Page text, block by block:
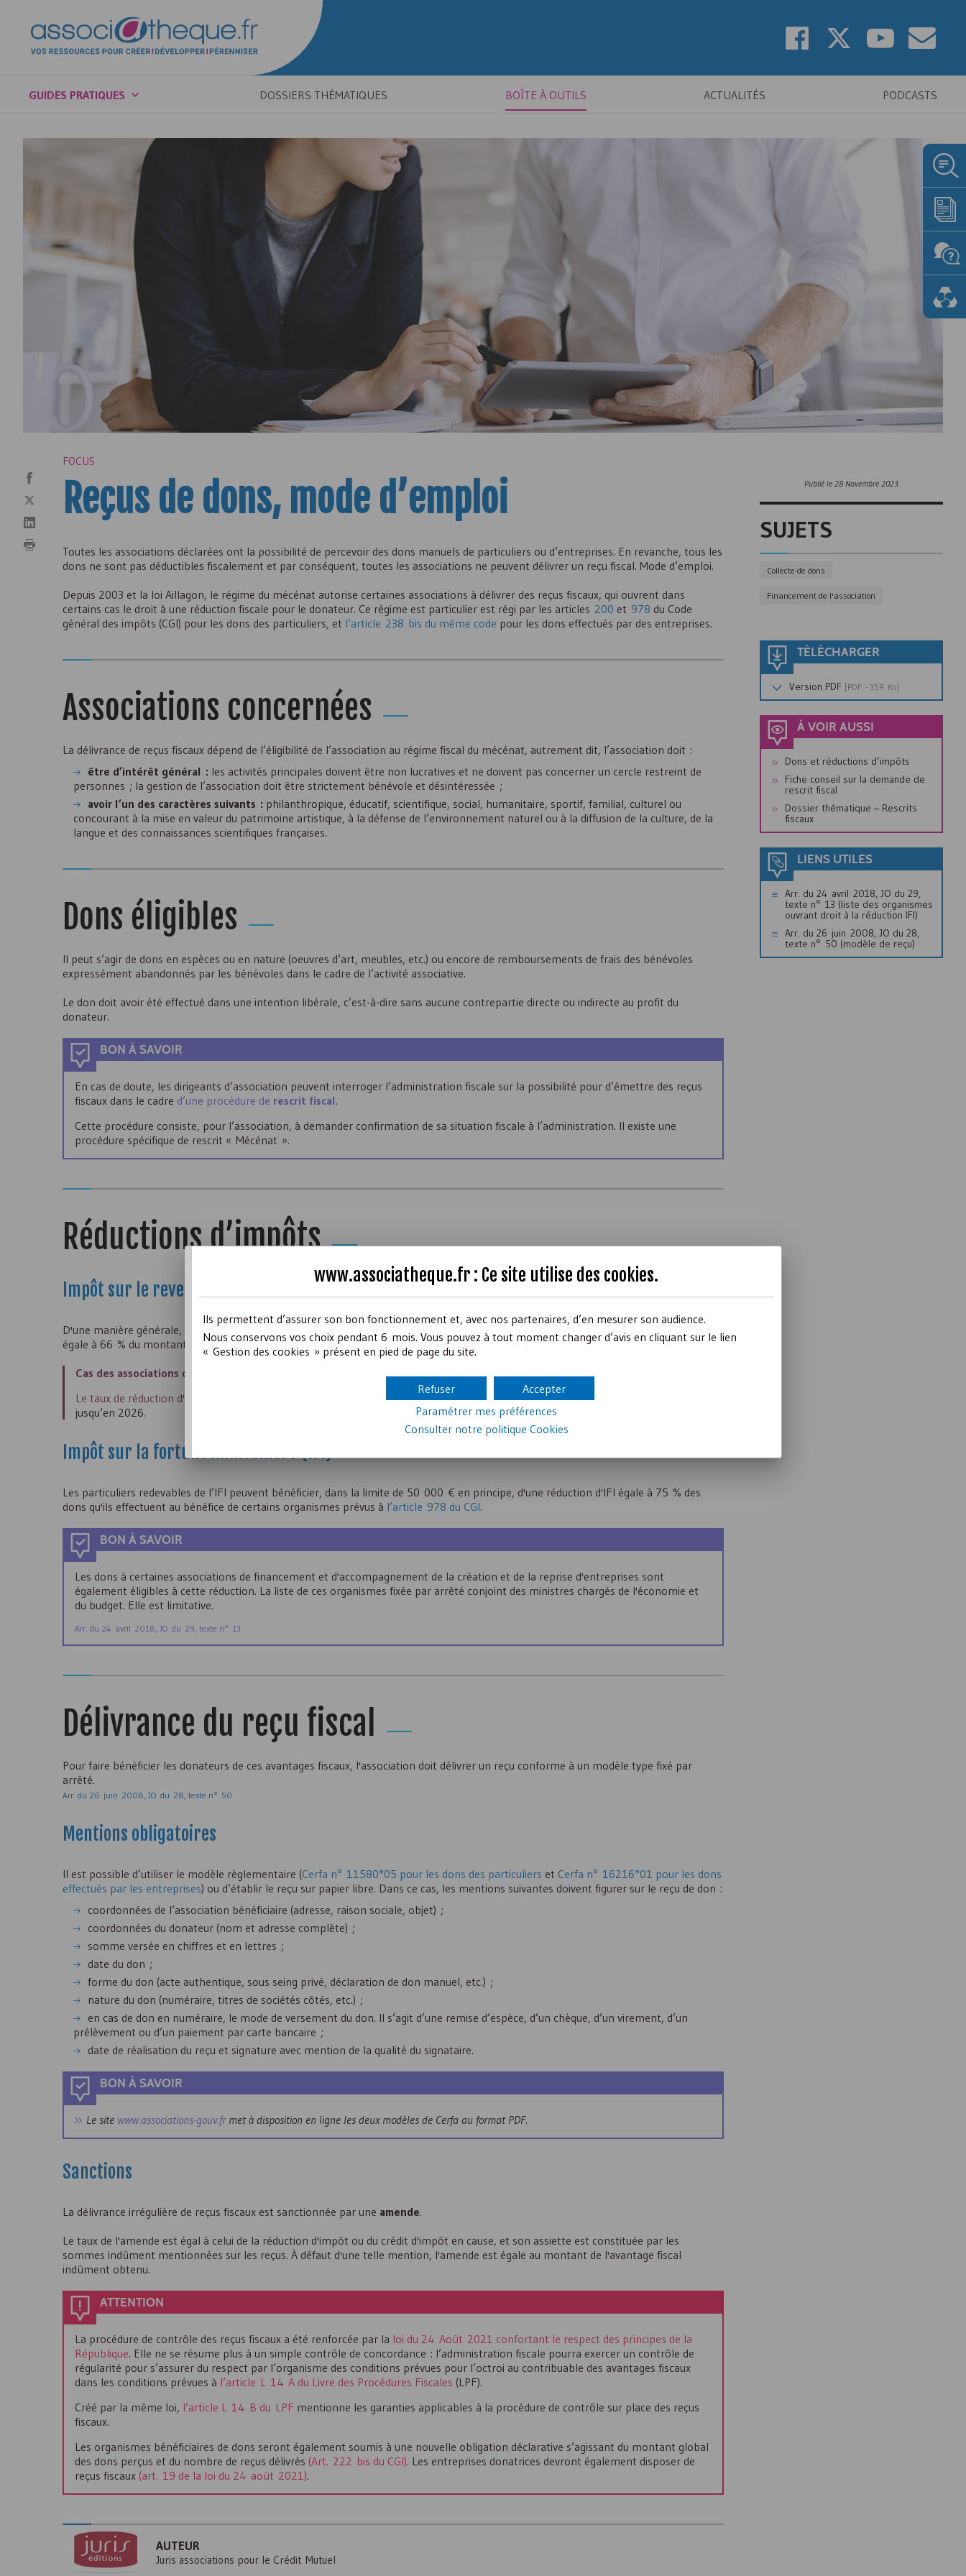
GUIDES PRATIQUES DOSSIERS THÉMATIQUES BOÎTE À OUTILS ACTUALITÉS PODCASTS
FOCUS
Reçus de dons, mode d’emploi
Toutes les associations déclarées ont la possibilité de percevoir des dons manuels de particuliers ou d’entreprises. En revanche, tous les
dons ne sont pas déductibles fiscalement et par conséquent, toutes les associations ne peuvent délivrer un reçu fiscal. Mode d’emploi.
Depuis 2003 et la loi Aillagon, le régime du mécénat autorise certaines associations à délivrer des reçus fiscaux, qui ouvrent dans
certains cas le droit à une réduction fiscale pour le donateur. Ce régime est particulier est régi par les articles 200 et 978 du Code
général des impôts (CGI) pour les dons des particuliers, et l’article 238 bis du même code pour les dons effectués par des entreprises.
Associations concernées
La délivrance de reçus fiscaux dépend de l’éligibilité de l’association au régime fiscal du mécénat, autrement dit, l’association doit :
être d’intérêt général : les activités principales doivent être non lucratives et ne doivent pas concerner un cercle restreint de
personnes ; la gestion de l’association doit être strictement bénévole et désintéressée ;
avoir l’un des caractères suivants : philanthropique, éducatif, scientifique, social, humanitaire, sportif, familial, culturel ou
concourant à la mise en valeur du patrimoine artistique, à la défense de l’environnement naturel ou à la diffusion de la culture, de la
langue et des connaissances scientifiques françaises.
Dons éligibles
Il peut s’agir de dons en espèces ou en nature (oeuvres d’art, meubles, etc.) ou encore de remboursements de frais des bénévoles
expressément abandonnés par les bénévoles dans le cadre de l’activité associative.
Le don doit avoir été effectué dans une intention libérale, c’est-à-dire sans aucune contrepartie directe ou indirecte au profit du
donateur.
BON À SAVOIR
En cas de doute, les dirigeants d’association peuvent interroger l’administration fiscale sur la possibilité pour d’émettre des reçus
fiscaux dans le cadre d’une procédure de rescrit fiscal.
Cette procédure consiste, pour l’association, à demander confirmation de sa situation fiscale à l’administration. Il existe une
procédure spécifique de rescrit « Mécénat ».
Réductions d’impôts
Impôt sur le revenu
D'une manière générale, les versements effectués par les particuliers dans le cadre du mécénat ouvrent droit à une réduction d'impôt
égale à 66 % du montant du versement, dans la limite de 20% de leur revenu imposable.
Cas des associations d'aide alimentaire ou d'aide au logement des personnes en difficulté ou dispensant des soins gratuits.
Le taux de réduction d'impôt est égal à 75 % de la valeur du don dans la limite d'un plafond spécifique qui s'élève
jusqu’en 2026.
Impôt sur la fortune immobilière (IFI)
Les particuliers redevables de l’IFI peuvent bénéficier, dans la limite de 50 000 € en principe, d'une réduction d'IFI égale à 75 % des
dons qu'ils effectuent au bénéfice de certains organismes prévus à l’article 978 du CGI.
BON À SAVOIR
Les dons à certaines associations de financement et d'accompagnement de la création et de la reprise d'entreprises sont
également éligibles à cette réduction. La liste de ces organismes fixée par arrêté conjoint des ministres chargés de l'économie et
du budget. Elle est limitative.
Arr. du 24 avril 2018, JO du 29, texte n° 13
Délivrance du reçu fiscal
Pour faire bénéficier les donateurs de ces avantages fiscaux, l'association doit délivrer un reçu conforme à un modèle type fixé par
arrêté.
Arr. du 26 juin 2008, JO du 28, texte n° 50
Mentions obligatoires
Il est possible d’utiliser le modèle règlementaire (Cerfa n° 11580*05 pour les dons des particuliers et Cerfa n° 16216*01 pour les dons
effectués par les entreprises) ou d’établir le reçu sur papier libre. Dans ce cas, les mentions suivantes doivent figurer sur le reçu de don :
coordonnées de l’association bénéficiaire (adresse, raison sociale, objet) ;
coordonnées du donateur (nom et adresse complète) ;
somme versée en chiffres et en lettres ;
date du don ;
forme du don (acte authentique, sous seing privé, déclaration de don manuel, etc.) ;
nature du don (numéraire, titres de sociétés côtés, etc.) ;
en cas de don en numéraire, le mode de versement du don. Il s’agit d’une remise d’espèce, d’un chèque, d’un virement, d’un
prélèvement ou d’un paiement par carte bancaire ;
date de réalisation du reçu et signature avec mention de la qualité du signataire.
BON À SAVOIR
Le site www.associations-gouv.frmet à disposition en ligne les deux modèles de Cerfa au format PDF.
Sanctions
La délivrance irrégulière de reçus fiscaux est sanctionnée par une amende.
Le taux de l'amende est égal à celui de la réduction d'impôt ou du crédit d'impôt en cause, et son assiette est constituée par les
sommes indûment mentionnées sur les reçus. À défaut d'une telle mention, l'amende est égale au montant de l'avantage fiscal
indûment obtenu.
ATTENTION
La procédure de contrôle des reçus fiscaux a été renforcée par la loi du 24 Août 2021 confortant le respect des principes de la
République. Elle ne se résume plus à un simple contrôle de concordance : l’administration fiscale pourra exercer un contrôle de
régularité pour s’assurer du respect par l’organisme des conditions prévues pour l’octroi au contribuable des avantages fiscaux
dans les conditions prévues à l’article L 14 A du Livre des Procédures Fiscales (LPF).
Créé par la même loi, l’article L 14 B du LPF mentionne les garanties applicables à la procédure de contrôle sur place des reçus
fiscaux.
Les organismes bénéficiaires de dons seront également soumis à une nouvelle obligation déclarative s’agissant du montant global
des dons perçus et du nombre de reçus délivrés (Art. 222 bis du CGI). Les entreprises donatrices devront également disposer de
reçus fiscaux (art. 19 de la loi du 24 août 2021).
AUTEUR
Juris associations pour le Crédit Mutuel
Publié le 28 Novembre 2023
SUJETS
Collecte de dons
Financement de l'association
TÉLÉCHARGER
Version PDF [PDF - 359 Ko]
À VOIR AUSSI
Dons et réductions d’impôts
Fiche conseil sur la demande de
rescrit fiscal
Dossier thématique – Rescrits
fiscaux
LIENS UTILES
Arr. du 24 avril 2018, JO du 29,
texte n° 13 (liste des organismes
ouvrant droit à la réduction IFI)
Arr. du 26 juin 2008, JO du 28,
texte n° 50 (modèle de reçu)
www.associatheque.fr : Ce site utilise des cookies.
Ils permettent d’assurer son bon fonctionnement et, avec nos partenaires, d’en mesurer son audience.
Nous conservons vos choix pendant 6 mois. Vous pouvez à tout moment changer d’avis en cliquant sur le lien
« Gestion des cookies » présent en pied de page du site.
Accepter
Refuser
Paramétrer mes préférences
Consulter notre politique Cookies